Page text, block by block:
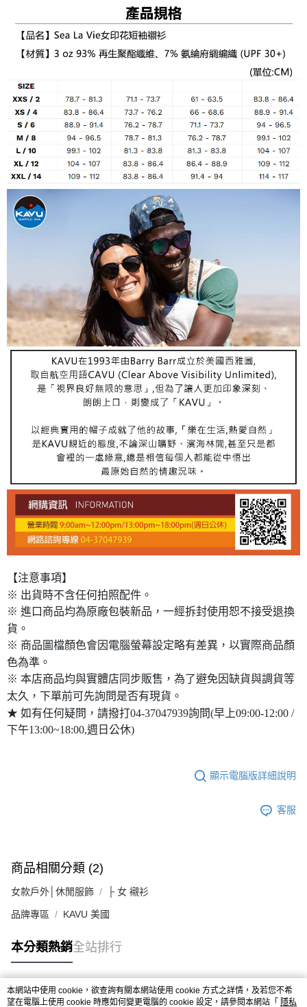
【注意事項】
※ 出貨時不含任何拍照配件。
※ 進口商品均為原廠包裝新品，一經拆封使用恕不接受退換
貨。
※ 商品圖檔顏色會因電腦螢幕設定略有差異，以實際商品顏
色為準。
※ 本店商品均與實體店同步販售，為了避免因缺貨與調貨等
太久，下單前可先詢問是否有現貨。
★ 如有任何疑問，請撥打04-37047939詢問(早上09:00-12:00 /
下午13:00~18:00,週日公休)
顯示電腦版詳細說明
客服
商品相關分類 (2)
女款戶外│休閒服飾 ├ 女 襯衫
品牌專區 KAVU 美國
本分類熱銷全站排行
熱門標籤
本網站中使用 cookie，欲查詢有關本網站使用 cookie 方式之詳情，及若您不希
望在電腦上使用 cookie 時應如何變更電腦的 cookie 設定，請參閱本網站「 隱私